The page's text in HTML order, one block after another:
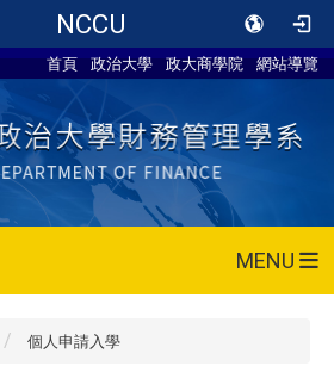
NCCU
首頁 政治大學 政大商學院 網站導覽
MENU
個人申請入學